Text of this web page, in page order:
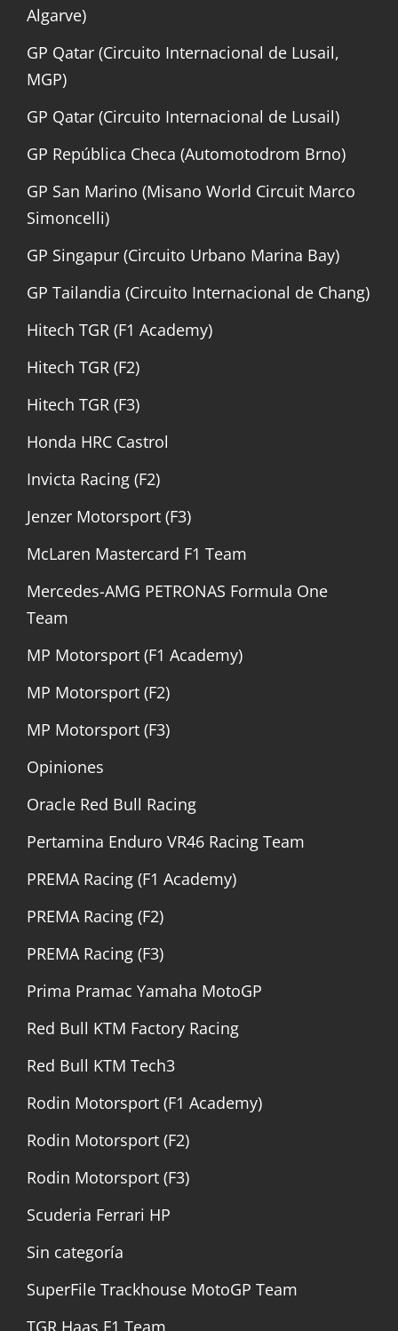
Algarve)
GP Qatar (Circuito Internacional de Lusail,
MGP)
GP Qatar (Circuito Internacional de Lusail)
GP República Checa (Automotodrom Brno)
GP San Marino (Misano World Circuit Marco
Simoncelli)
GP Singapur (Circuito Urbano Marina Bay)
GP Tailandia (Circuito Internacional de Chang)
Hitech TGR (F1 Academy)
Hitech TGR (F2)
Hitech TGR (F3)
Honda HRC Castrol
Invicta Racing (F2)
Jenzer Motorsport (F3)
McLaren Mastercard F1 Team
Mercedes-AMG PETRONAS Formula One
Team
MP Motorsport (F1 Academy)
MP Motorsport (F2)
MP Motorsport (F3)
Opiniones
Oracle Red Bull Racing
Pertamina Enduro VR46 Racing Team
PREMA Racing (F1 Academy)
PREMA Racing (F2)
PREMA Racing (F3)
Prima Pramac Yamaha MotoGP
Red Bull KTM Factory Racing
Red Bull KTM Tech3
Rodin Motorsport (F1 Academy)
Rodin Motorsport (F2)
Rodin Motorsport (F3)
Scuderia Ferrari HP
Sin categoría
SuperFile Trackhouse MotoGP Team
TGR Haas F1 Team